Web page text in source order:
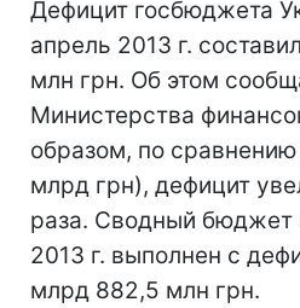
Дефицит госбюджета
апрель 2013 г.
млн грн. Об этом
Министерства
образом, по
млрд грн), дефицит
раза. Сводный бюджет
2013 г. выполнен с
млрд 882,5 млн грн.